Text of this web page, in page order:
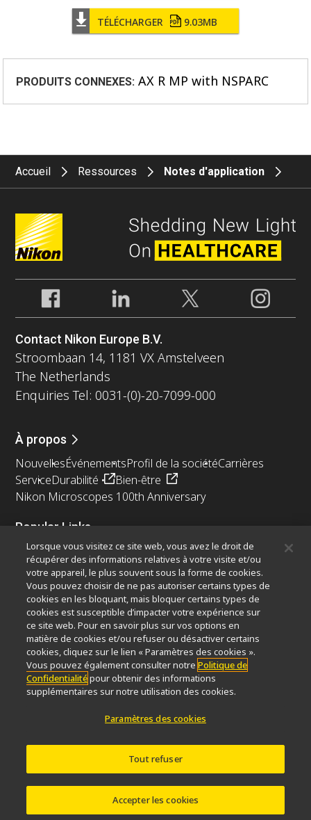
TÉLÉCHARGER 9.03MB
PRODUITS CONNEXES: AX R MP with NSPARC
Accueil Ressources Notes d'application
Contact Nikon Europe B.V.
Stroombaan 14, 1181 VX Amstelveen
The Netherlands
Enquiries Tel: 0031-(0)-20-7099-000
À propos
NouvellesÉvénementsProfil de la sociétéCarrières
ServiceDurabilité
Bien-être
Nikon Microscopes 100th Anniversary
Popular Links
Dernières nouvelles et actualitésSélecteur d’objectifs
Resolution CalculatorPubScopeOEM
Nikon Small World
MicroscopyU
Autres Produits Nikon
Produits d'imagerie
Microscopie industrielle et métrologie
Systèmes de lithographie à semi-conducteurs
Systèmes de lithographie à FPD
Plan du siteConfidentialité
Lorsque vous visitez ce site web, vous avez le droit de
récupérer des informations relatives à votre visite et/ou
votre appareil, le plus souvent sous la forme de cookies.
Vous pouvez choisir de ne pas autoriser certains types de
cookies en les bloquant, mais bloquer certains types de
cookies est susceptible d’impacter votre expérience sur
ce site web. Pour en savoir plus sur vos options en
matière de cookies et/ou refuser ou désactiver certains
cookies, cliquez sur le lien « Paramètres des cookies ».
Vous pouvez également consulter notrePolitique de
Confidentialitépour obtenir des informations
supplémentaires sur notre utilisation des cookies.
Paramètres des cookies
Tout refuser
Accepter les cookies